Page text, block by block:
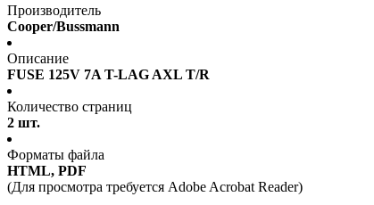
Производитель
Cooper/Bussmann
Описание
FUSE 125V 7A T-LAG AXL T/R
Количество страниц
2 шт.
Форматы файла
HTML, PDF
(Для просмотра требуется Adobe Acrobat Reader)